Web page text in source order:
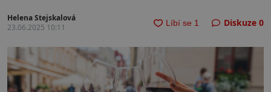
Helena Stejskalová
23.06.2025 10:11
Diskuze 0